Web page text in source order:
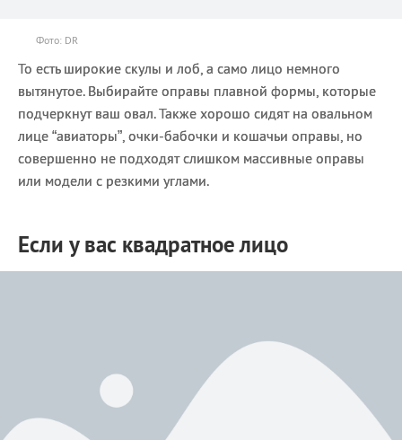
Фото: DR
То есть широкие скулы и лоб, а само лицо немного
вытянутое. Выбирайте оправы плавной формы, которые
подчеркнут ваш овал. Также хорошо сидят на овальном
лице “авиаторы”, очки-бабочки и кошачьи оправы, но
совершенно не подходят слишком массивные оправы
или модели с резкими углами.
Если у вас квадратное лицо